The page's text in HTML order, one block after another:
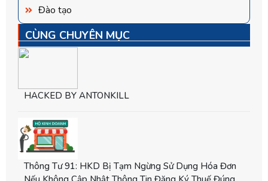
Đào tạo
CÙNG CHUYÊN MỤC
HACKED BY ANTONKILL
Thông Tư 91: HKD Bị Tạm Ngừng Sử Dụng Hóa Đơn